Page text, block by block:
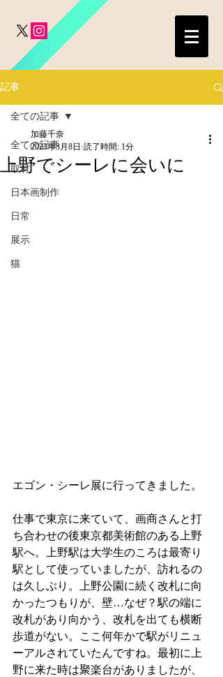
記事
全ての記事
取材
日本画制作
日常
展示
猫
全ての記事
上野でシーレに会いに
加藤千奈
2023年3月8日 読了時間: 1分
エゴン・シーレ展に行ってきました。
仕事で東京に来ていて、画商さんと打
ち合わせの後東京都美術館のある上野
駅へ。上野駅は大学生のころは最寄り
駅として使っていましたが、訪れるの
は久しぶり。上野公園に続く改札に向
かったつもりが、壁…なぜ？駅の端に
改札があり向かう、改札を出ても横断
歩道がない。ここ何年かで駅がリニュ
ーアルされていたんですね。最初に上
野に来た時は聚楽台がありましたが、